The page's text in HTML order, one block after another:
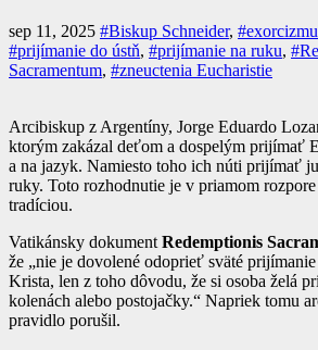
sep 11, 2025 #Biskup Schneider,
#prijímanie do ústň, #prijímanie na ruku,
Sacramentum, #zneuctenia Eucharistie
Arcibiskup z Argentíny, Jorge Eduardo
ktorým zakázal deťom a dospelým prijímať
a na jazyk. Namiesto toho ich núti prijímať
ruky. Toto rozhodnutie je v priamom
tradíciou.
Vatikánsky dokumentRedemptionis
že „nie je dovolené odoprieť sväté
Krista, len z toho dôvodu, že si osoba želá
kolenách alebo postojačky.“ Napriek tomu
pravidlo porušil.